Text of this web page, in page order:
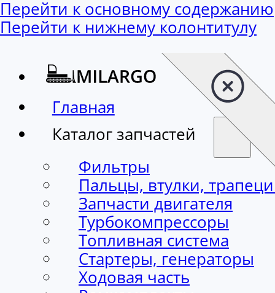
Перейти к основному содержанию
Перейти к нижнему колонтитулу
Главная
Каталог запчастей
Фильтры
Пальцы, втулки,
Запчасти двигателя
Турбокомпрессоры
Топливная система
Стартеры, генераторы
Ходовая часть